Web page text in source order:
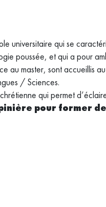
universitaire qui se
poussée, et qui a pour
master, sont accueillis
/ Sciences.
qui permet
pour former